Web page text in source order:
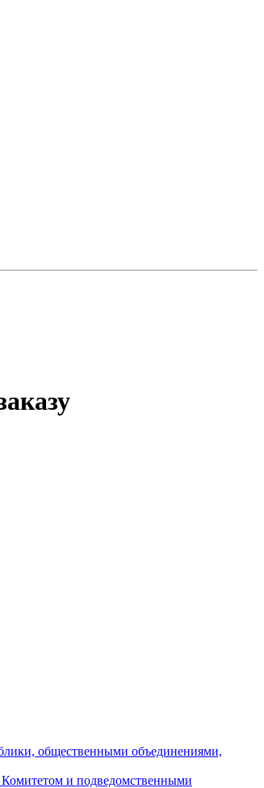
общественными объединениями,
Комитетом и подведомственными